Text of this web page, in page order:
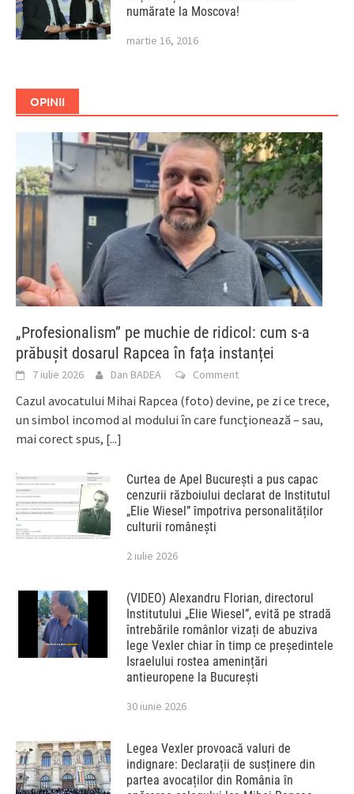
numărate la Moscova!
martie 16, 2016
OPINII
„Profesionalism” pe muchie de ridicol: cum s-a
prăbușit dosarul Rapcea în fața instanței
7 iulie 2026 Dan BADEA Comment
Cazul avocatului Mihai Rapcea (foto) devine, pe zi ce trece,
un simbol incomod al modului în care funcționează – sau,
mai corect spus, [...]
Curtea de Apel București a pus capac
cenzurii războiului declarat de Institutul
„Elie Wiesel” împotriva personalităților
culturii românești
2 iulie 2026
(VIDEO) Alexandru Florian, directorul
Institutului „Elie Wiesel”, evită pe stradă
întrebările românlor vizați de abuziva
lege Vexler chiar în timp ce președintele
Israelului rostea amenințări
antieuropene la București
30 iunie 2026
Legea Vexler provoacă valuri de
indignare: Declarații de susținere din
partea avocaților din România în